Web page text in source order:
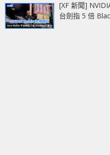
[XF 新聞]
台劍指 5 倍